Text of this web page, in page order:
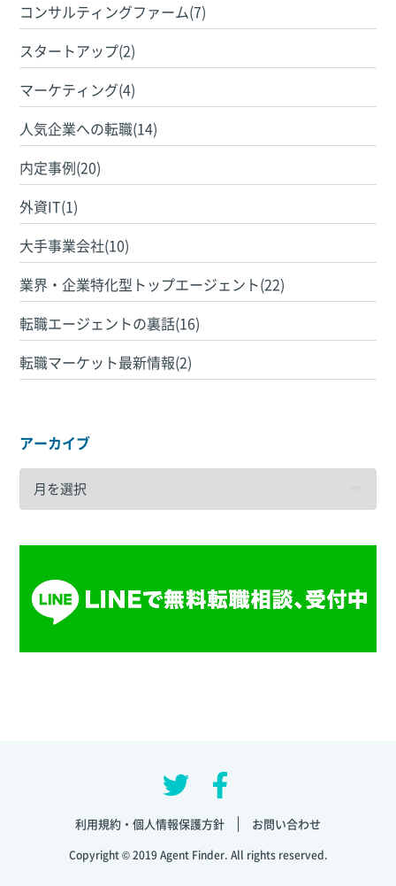
コンサルティングファーム(7)
スタートアップ(2)
マーケティング(4)
人気企業への転職(14)
内定事例(20)
外資IT(1)
大手事業会社(10)
業界・企業特化型トップエージェント(22)
転職エージェントの裏話(16)
転職マーケット最新情報(2)
アーカイブ
利用規約・個人情報保護方針 お問い合わせ
Copyright © 2019 Agent Finder. All rights reserved.